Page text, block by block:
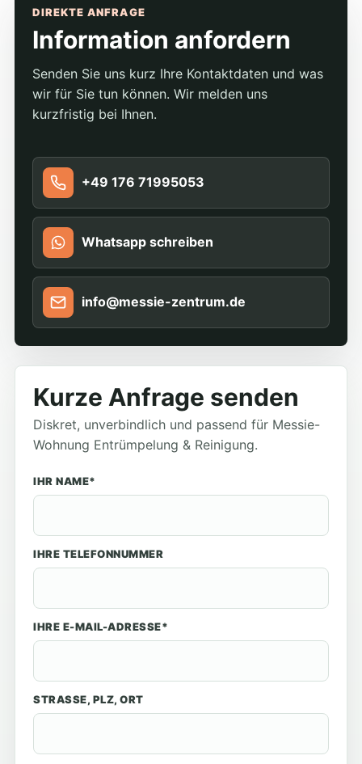
DIREKTE ANFRAGE
Information anfordern
Senden Sie uns kurz Ihre Kontaktdaten und was
wir für Sie tun können. Wir melden uns
kurzfristig bei Ihnen.
+49 176 71995053
Whatsapp schreiben
info@messie-zentrum.de
Kurze Anfrage senden
Diskret, unverbindlich und passend für Messie-
Wohnung Entrümpelung & Reinigung.
IHR NAME*
IHRE TELEFONNUMMER
IHRE E-MAIL-ADRESSE*
STRASSE, PLZ, ORT